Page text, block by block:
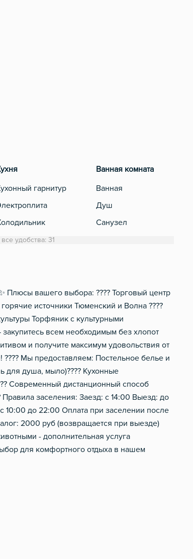
гарнитур
стол
приборы
Ванная комната
Ванная
Душ
Санузел
Фен
Шампунь, мыло
Халат
все удобства: 31
Плюсы вашего выбора: ????️ Торговый центр
источники Тюменский и Волна ????
Торфяник с культурными
всем необходимым без хлопот
и получите максимум удовольствия от
Мы предоставляем: Постельное белье и
для душа, мыло)???? Кухонные
Современный дистанционный способ
Правила заселения: Заезд: с 14:00 Выезд: до
10:00 до 22:00 Оплата при заселении после
2000 руб (возвращается при выезде)
- дополнительная услуга
для комфортного отдыха в нашем